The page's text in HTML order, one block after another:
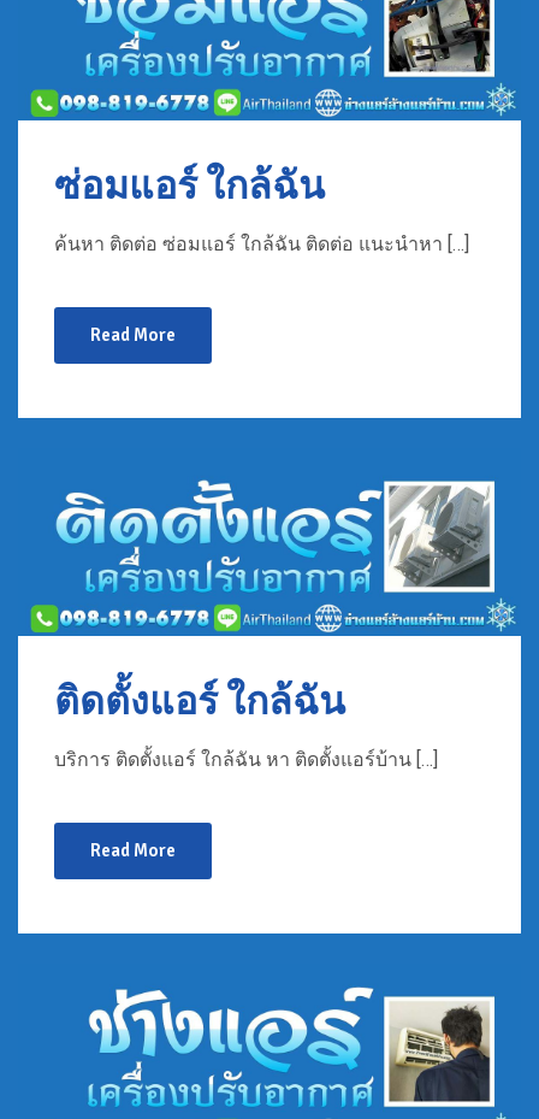
ซ่อมแอร์ ใกล้ฉัน
ค้นหา ติดต่อ ซ่อมแอร์ ใกล้ฉัน ติดต่อ แนะนำหา […]
Read More
ติดตั้งแอร์ ใกล้ฉัน
บริการ ติดตั้งแอร์ ใกล้ฉัน หา ติดตั้งแอร์บ้าน […]
Read More